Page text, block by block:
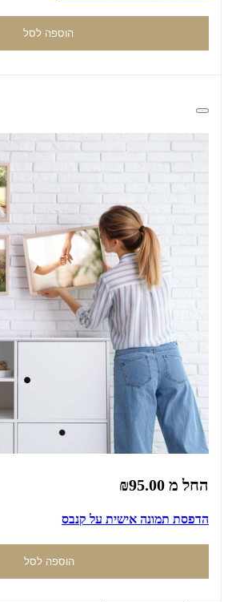
הוספה לסל
החל מ ₪95.00
הדפסת תמונה אישית על קנבס
הוספה לסל